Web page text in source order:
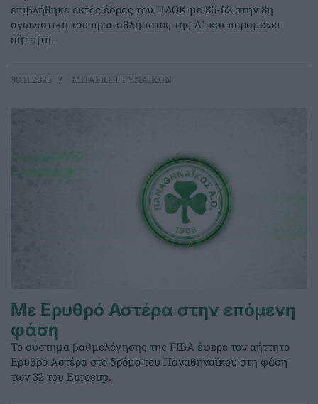
επιβλήθηκε εκτός έδρας του ΠΑΟΚ με 86-62 στην 8η
αγωνιστική του πρωταθλήματος της Α1 και παραμένει
αήττητη.
30.11.2025 ΜΠΑΣΚΕΤ ΓΥΝΑΙΚΩΝ
Με Ερυθρό Αστέρα στην επόμενη
φάση
Το σύστημα βαθμολόγησης της FIBA έφερε τον αήττητο
Ερυθρό Αστέρα στο δρόμο του Παναθηναϊκού στη φάση
των 32 του Eurocup.